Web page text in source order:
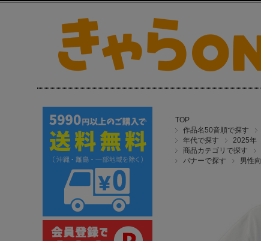
TOP
作品名50音順で探す
年代で探す
2025年
商品カテゴリで探す
バナーで探す
男性向